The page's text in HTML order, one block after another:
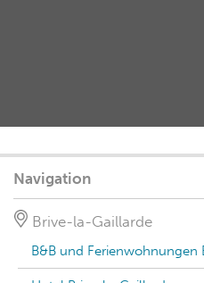
Navigation
Brive-la-Gaillarde
B&B und Ferienwohnungen